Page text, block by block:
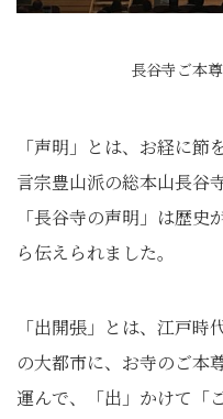
長谷寺ご本
「声明」とは、お経に
言宗豊山派の総本山長谷
「長谷寺の声明」は歴
ら伝えられました。
「出開張」とは、江戸
の大都市に、お寺のご本
運んで、「出」かけて「